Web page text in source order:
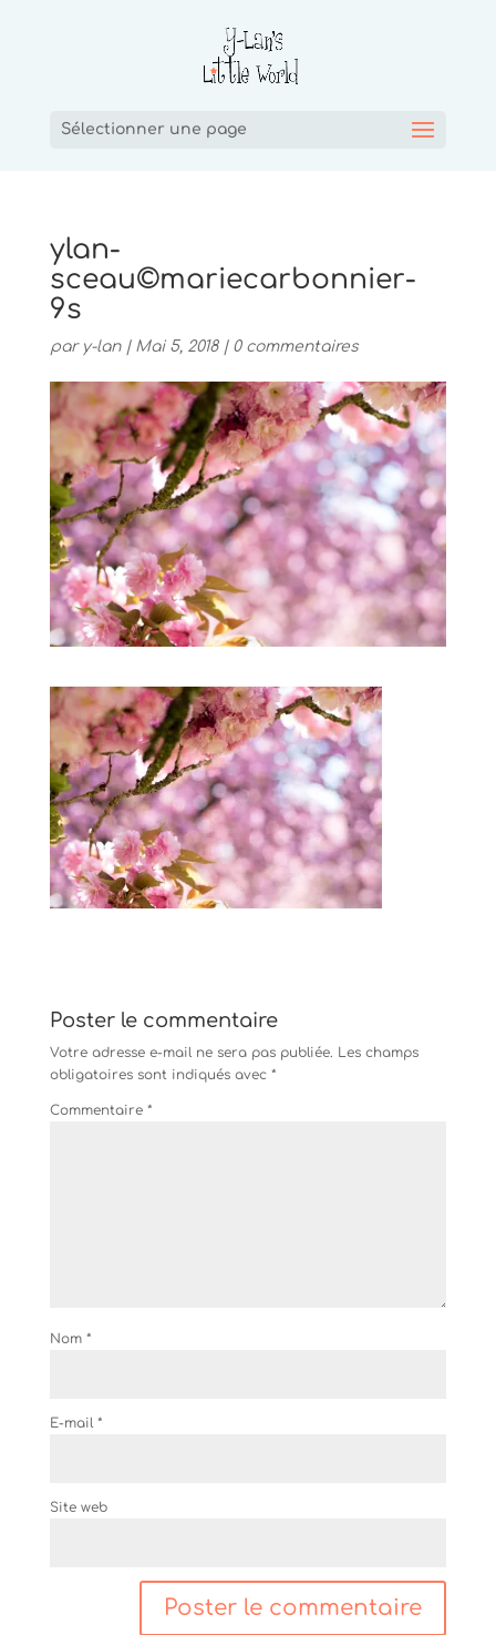
Sélectionner une page
ylan-
sceau©mariecarbonnier-
9s
par y-lan| Mai 5, 2018| 0 commentaires
Poster le commentaire
Votre adresse e-mail ne sera pas publiée. Les champs
obligatoires sont indiqués avec *
Commentaire *
Nom *
E-mail *
Site web